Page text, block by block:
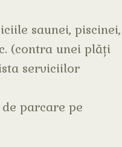
saunei, piscinei,
(contra unei plăți
serviciilor
parcare pe